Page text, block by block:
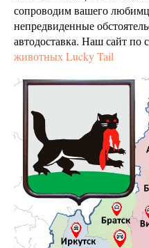
сопроводим вашего
непредвиденные
автодоставка. Наш сайт по
животных Lucky Tail